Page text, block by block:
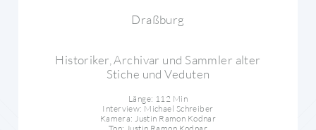
Draßburg
Historiker, Archivar und Sammler alter
Stiche und Veduten
Länge: 112 Min
Interview: Michael Schreiber
Kamera: Justin Ramon Kodnar